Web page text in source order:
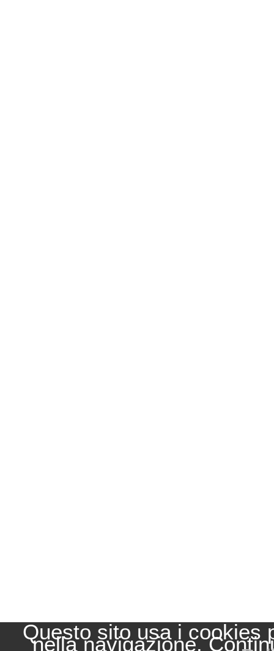
Questo sito usa i cookies
nella navigazione.